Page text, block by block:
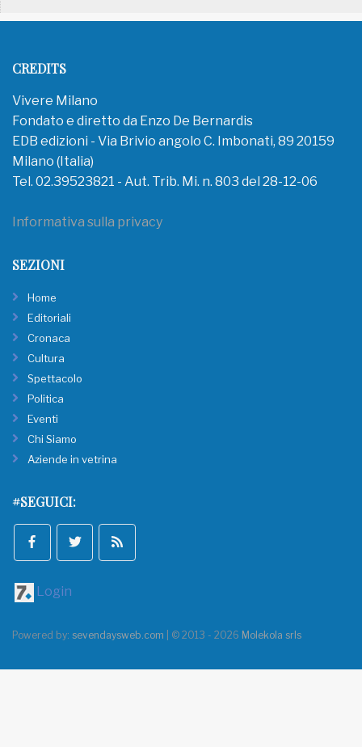
CREDITS
Vivere Milano
Fondato e diretto da Enzo De Bernardis
EDB edizioni - Via Brivio angolo C. Imbonati, 89 20159
Milano (Italia)
Tel. 02.39523821 - Aut. Trib. Mi. n. 803 del 28-12-06
Informativa sulla privacy
SEZIONI
Home
Editoriali
Cronaca
Cultura
Spettacolo
Politica
Eventi
Chi Siamo
Aziende in vetrina
#SEGUICI:
Login
Powered by: sevendaysweb.com | © 2013 - 2026 Molekola srls